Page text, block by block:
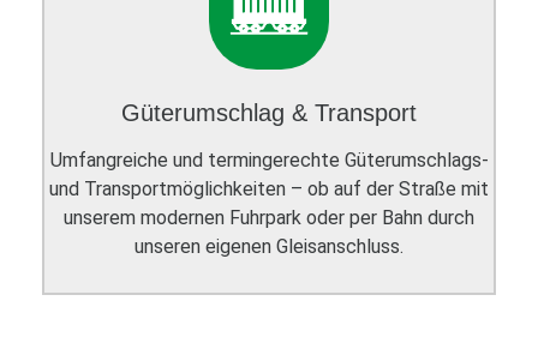
Güterumschlag & Transport
Umfangreiche und termingerechte Güterumschlags-
und Transportmöglichkeiten – ob auf der Straße mit
unserem modernen Fuhrpark oder per Bahn durch
unseren eigenen Gleisanschluss.